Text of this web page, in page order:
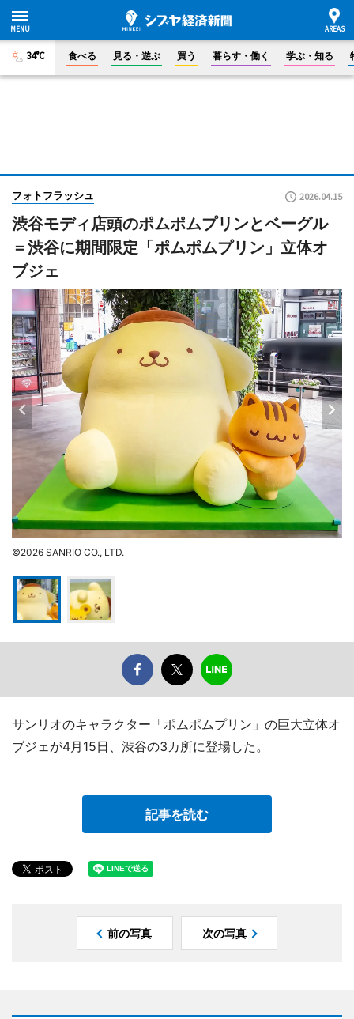
34°C 食べる 見る・遊ぶ 買う 暮らす・働く 学ぶ・知る
フォトフラッシュ 2026.04.15
渋谷モディ店頭のポムポムプリンとベーグル
＝渋谷に期間限定「ポムポムプリン」立体オ
ブジェ
©2026 SANRIO CO., LTD.
サンリオのキャラクター「ポムポムプリン」の巨大立体オ
ブジェが4月15日、渋谷の3カ所に登場した。
記事を読む
前の写真 次の写真